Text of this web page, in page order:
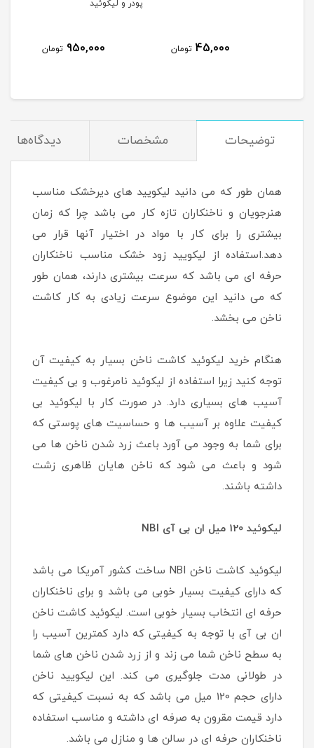
45,000 تومان
پودر و لیکوئید
950,000 تومان
توضیحات مشخصات دیدگاه‌ها
همان طور که می دانید لیکویید های دیرخشک مناسب
هنرجویان و ناخنکاران تازه کار می باشد چرا که زمان
بیشتری را برای کار با مواد در اختیار آنها قرار می
دهد.استفاده از لیکویید زود خشک مناسب ناخنکاران
حرفه ای می باشد که سرعت بیشتری دارند، همان طور
که می دانید این موضوع سرعت زیادی به کار کاشت
ناخن می بخشد.
هنگام خرید لیکوئید کاشت ناخن بسیار به کیفیت آن
توجه کنید زیرا استفاده از لیکوئید نامرغوب و بی کیفیت
آسیب های بسیاری دارد. در صورت کار با لیکوئید بی
کیفیت علاوه بر آسیب ها و حساسیت های پوستی که
برای شما به وجود می آورد باعث زرد شدن ناخن ها می
شود و باعث می شود که ناخن هایان ظاهری زشت
داشته باشند.
لیکوئید 120 میل ان بی آی NBI
لیکوئید کاشت ناخن NBI ساخت کشور آمریکا می باشد
که دارای کیفیت بسیار خوبی می باشد و برای ناخنکاران
حرفه ای انتخاب بسیار خوبی است. لیکوئید کاشت ناخن
ان بی آی با توجه به کیفیتی که دارد کمترین آسیب را
به سطح ناخن شما می زند و از زرد شدن ناخن های شما
در طولانی مدت جلوگیری می کند. این لیکویید ناخن
دارای حجم 120 میل می باشد که به نسبت کیفیتی که
دارد قیمت مقرون به صرفه ای داشته و مناسب استفاده
ناخنکاران حرفه ای در سالن ها و منازل می باشد.